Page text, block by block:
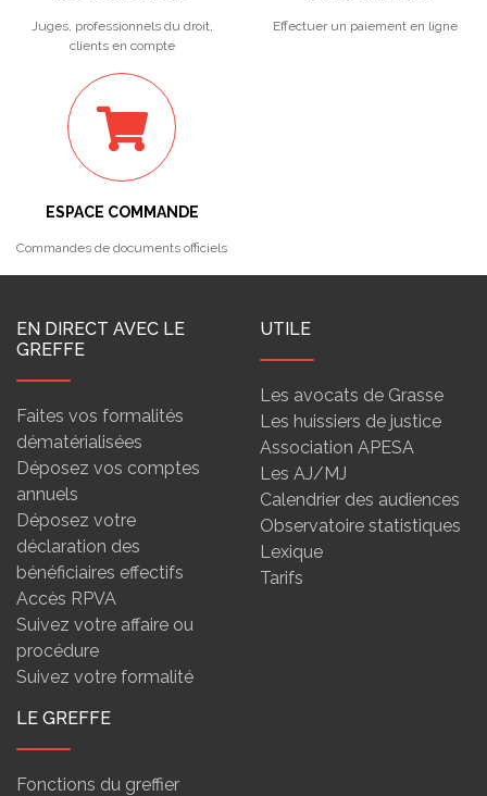
Juges, professionnels du droit,
clients en compte
Effectuer un paiement en ligne
ESPACE COMMANDE
Commandes de documents officiels
EN DIRECT AVEC LE
GREFFE
Faites vos formalités
dématérialisées
Déposez vos comptes
annuels
Déposez votre
déclaration des
bénéficiaires effectifs
Accès RPVA
Suivez votre affaire ou
procédure
Suivez votre formalité
UTILE
Les avocats de Grasse
Les huissiers de justice
Association APESA
Les AJ/MJ
Calendrier des audiences
Observatoire statistiques
Lexique
Tarifs
LE GREFFE
Fonctions du greffier